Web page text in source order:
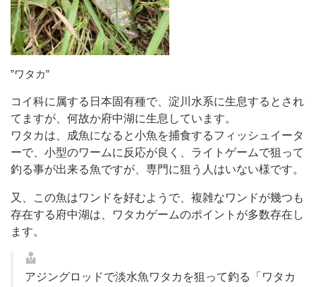
”ワタカ”
コイ科に属する日本固有種で、淀川水系に生息するとされ
てますが、何故か府中湖に生息しています。
ワタカは、成魚になると小魚を捕食するフィッシュイータ
ーで、小型のワームに反応が良く、ライトゲームで狙って
釣る事が出来る魚ですが、専門に狙う人はいない様です。
又、この魚はワンドを好むようで、複雑なワンドが幾つも
存在する府中湖は、ワタカゲームのポイントが多数存在し
ます。
アジングロッドで淡水魚ワタカを狙って釣る「ワタカ